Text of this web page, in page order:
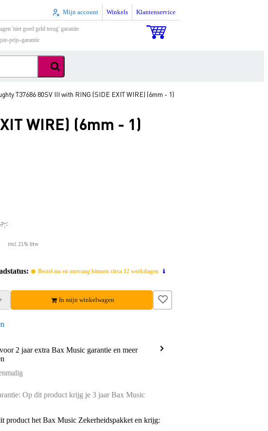
Mijn account Winkels Klantenservice
'niet goed geld terug' garantie
prijs-garantie
T37686 80SV III with RING (SIDE EXIT WIRE) (6mm - 1)
WIRE) (6mm - 1)
incl. 21% btw
Bestel nu en ontvang binnen circa 12 werkdagen
In mijn winkelwagen
2 jaar extra Bax Music garantie en meer
Op dit product krijg je 3 jaar Bax Music
product het Bax Music Zekerheidspakket en krijg: